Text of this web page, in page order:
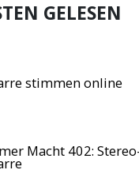
GELESEN
stimmen online
Macht 402: